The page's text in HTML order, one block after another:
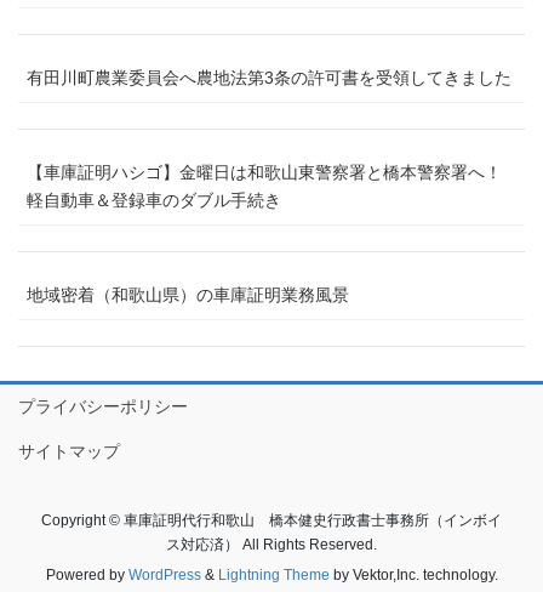
有田川町農業委員会へ農地法第3条の許可書を受領してきました
【車庫証明ハシゴ】金曜日は和歌山東警察署と橋本警察署へ！
軽自動車＆登録車のダブル手続き
地域密着（和歌山県）の車庫証明業務風景
プライバシーポリシー
サイトマップ
Copyright © 車庫証明代行和歌山 橋本健史行政書士事務所（インボイ
ス対応済） All Rights Reserved.
Powered by WordPress& Lightning Theme by Vektor,Inc. technology.